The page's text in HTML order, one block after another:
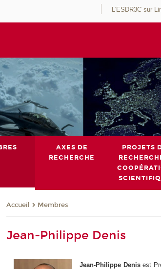
L'ESDR3C sur
AXES DE
RECHERCHE
PROJETS
Accueil Membres
Jean-Philippe Denis
Jean-Philippe Denisest